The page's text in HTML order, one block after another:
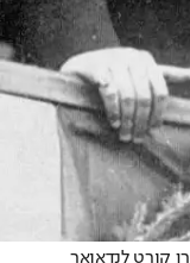
קורט לנדאואר